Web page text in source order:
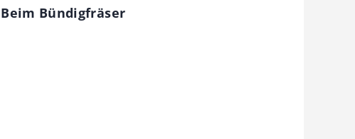
Beim Bündigfräser